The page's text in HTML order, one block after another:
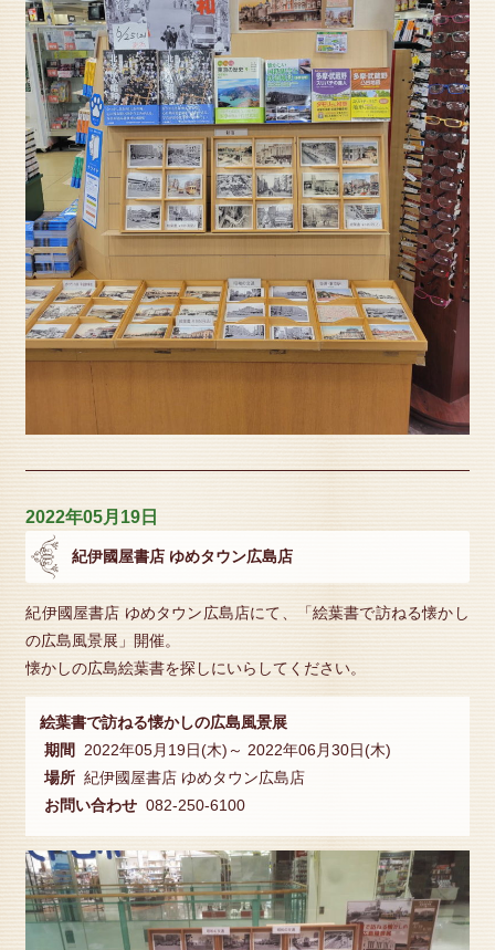
2022年05月19日
紀伊國屋書店 ゆめタウン広島店
紀伊國屋書店 ゆめタウン広島店にて、「絵葉書で訪ねる懐かし
の広島風景展」開催。
懐かしの広島絵葉書を探しにいらしてください。
絵葉書で訪ねる懐かしの広島風景展
期間
2022年05月19日(木)～ 2022年06月30日(木)
場所 紀伊國屋書店 ゆめタウン広島店
お問い合わせ 082-250-6100